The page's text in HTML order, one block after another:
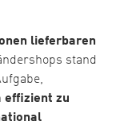
lieferbaren
stand
effizient zu